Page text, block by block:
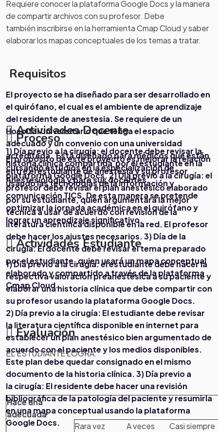
Requiere conocer la plataforma Google Docs y la manera
de compartir archivos con su profesor. Debe
también inscribirse en la herramienta Cmap Cloud y saber
elaborar los mapas conceptuales de los temas a tratar.
Requisitos
El proyecto se ha diseñado para ser desarrollado en
el quirófano, el cual es el ambiente de aprendizaje
del residente de anestesia. Se requiere de un
Hospital Universitario que tenga el espacio
adecuado y un convenio con una universidad
acreditada. Está diseñado para médicos que están
cursando estudios en la especialización de
Anestesiología y para sus docentes.
Proceso
El propósito de este proyecto es mejorar la relación
entre el estudiante de anestesia y su profesor
usando las tecnologías de la información y
comunicación TICS. De esta manera se pretende
optimizar la jornada académica en el quirófano y
lograr un aprendizaje significativo.
Actividades Docente
1) Día previo a la cirugía: el docente debe revisar la
historia clínica compartida por el estudiante en la
plataforma Google Docs.2) Día previo a la cirugía: el
profesor debe revisar el plan anestésico elaborado
por su estudiante, quien argumentará la mejor
técnica a usar de acuerdo con revisión de la
literatura científica disponible en la red. El profesor
debe hacer los ajustes necesarios.3) Día de la
cirugía: El docente debe revisar el tema preparado
por el estudiante, quien usará un mapa conceptual
elaborado y compartido a través de la plataforma
Cmap Cloud.
Actividades Estudiante
1) Día previo a la cirugía: el estudiante debe hacer la
respectiva valoración preanestésica a su paciente y
elaborar una historia clínica que debe compartir con
su profesor usando la plataforma Google Docs.
2) Día previo a la cirugía: El estudiante debe revisar
la literatura científica disponible en internet para
establecer un plan anestésico bien argumentado de
acuerdo con el paciente y los medios disponibles.
Este plan debe quedar consignado en el mismo
documento de la historia clínica.3) Día previo a
la cirugía: El residente debe hacer una revisión
bibliográfica de la patología del paciente y resumirla
en una mapa conceptual usando la plataforma
Google Docs.
Evaluación
EL ESTUDIANTE LOGRA:
Hace una
adecuada
Rara vez A veces Casi siempre